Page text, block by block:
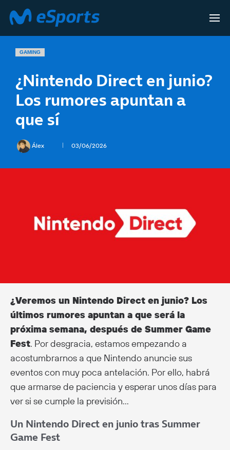
GAMING
¿Nintendo Direct en junio?
Los rumores apuntan a
que sí
Álex 03/06/2026
¿Veremos un Nintendo Direct en junio? Los
últimos rumores apuntan a que será la
próxima semana, después de Summer Game
Fest. Por desgracia, estamos empezando a
acostumbrarnos a que Nintendo anuncie sus
eventos con muy poca antelación. Por ello, habrá
que armarse de paciencia y esperar unos días para
ver si se cumple la previsión…
Un Nintendo Direct en junio tras Summer
Game Fest